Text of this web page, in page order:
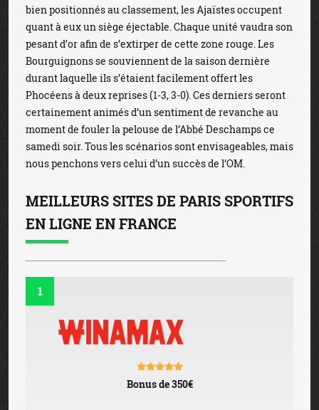
bien positionnés au classement, les Ajaïstes occupent
quant à eux un siège éjectable. Chaque unité vaudra son
pesant d’or afin de s’extirper de cette zone rouge. Les
Bourguignons se souviennent de la saison dernière
durant laquelle ils s’étaient facilement offert les
Phocéens à deux reprises (1-3, 3-0). Ces derniers seront
certainement animés d’un sentiment de revanche au
moment de fouler la pelouse de l’Abbé Deschamps ce
samedi soir. Tous les scénarios sont envisageables, mais
nous penchons vers celui d’un succès de l’OM.
MEILLEURS SITES DE PARIS SPORTIFS
EN LIGNE EN FRANCE
1
Bonus de 350€